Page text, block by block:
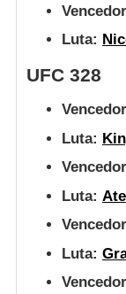
Luta:
UFC 328
Luta:
Luta:
Luta: